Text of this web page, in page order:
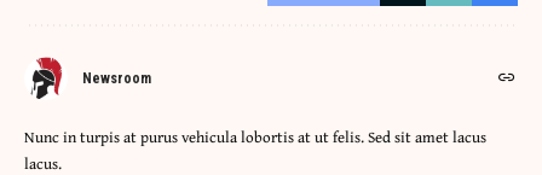
Newsroom
Nunc in turpis at purus vehicula lobortis at ut felis. Sed sit amet lacus
lacus.